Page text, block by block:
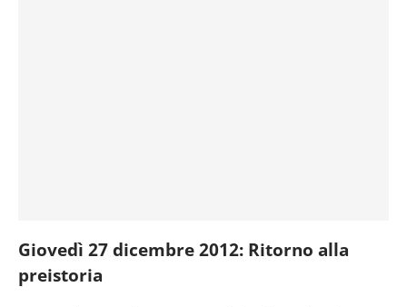
Giovedì 27 dicembre 2012: Ritorno alla
preistoria